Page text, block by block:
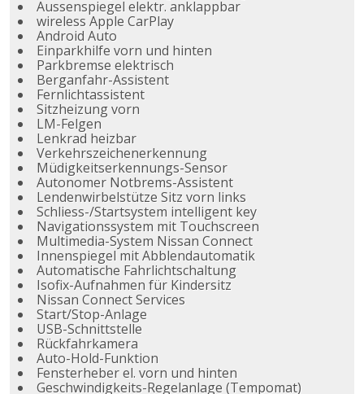
Aussenspiegel elektr. anklappbar
wireless Apple CarPlay
Android Auto
Einparkhilfe vorn und hinten
Parkbremse elektrisch
Berganfahr-Assistent
Fernlichtassistent
Sitzheizung vorn
LM-Felgen
Lenkrad heizbar
Verkehrszeichenerkennung
Müdigkeitserkennungs-Sensor
Autonomer Notbrems-Assistent
Lendenwirbelstütze Sitz vorn links
Schliess-/Startsystem intelligent key
Navigationssystem mit Touchscreen
Multimedia-System Nissan Connect
Innenspiegel mit Abblendautomatik
Automatische Fahrlichtschaltung
Isofix-Aufnahmen für Kindersitz
Nissan Connect Services
Start/Stop-Anlage
USB-Schnittstelle
Rückfahrkamera
Auto-Hold-Funktion
Fensterheber el. vorn und hinten
Geschwindigkeits-Regelanlage (Tempomat)